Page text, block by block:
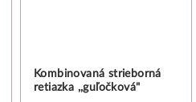
Kombinovaná strieborná
retiazka ,,guľočková"